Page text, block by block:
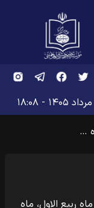
…
ربیع الاول، ماه